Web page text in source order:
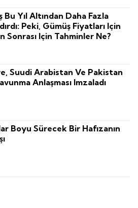
Bu Yıl Altından Daha Fazla
Peki, Gümüş Fiyatları Için
Sonrası Için Tahminler Ne?
Suudi Arabistan Ve Pakistan
Anlaşması Imzaladı
Boyu Sürecek Bir Hafızanın